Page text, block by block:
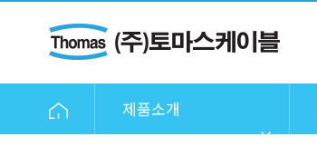
제품소개